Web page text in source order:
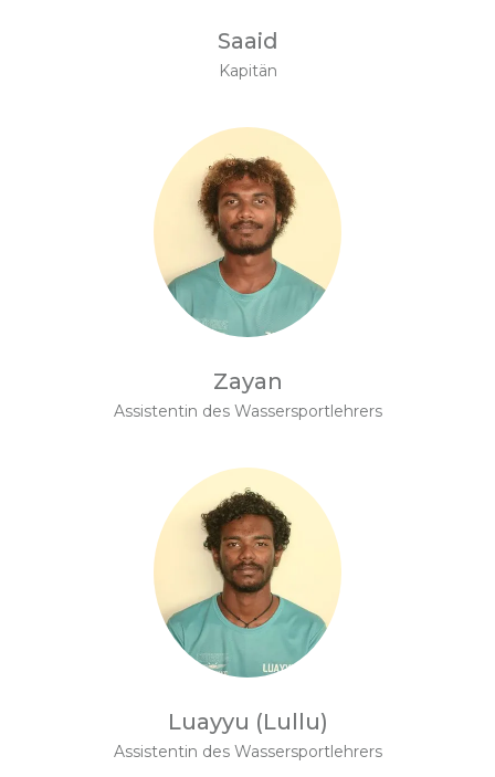
Saaid
Kapitän
Zayan
Assistentin des Wassersportlehrers
Luayyu (Lullu)
Assistentin des Wassersportlehrers